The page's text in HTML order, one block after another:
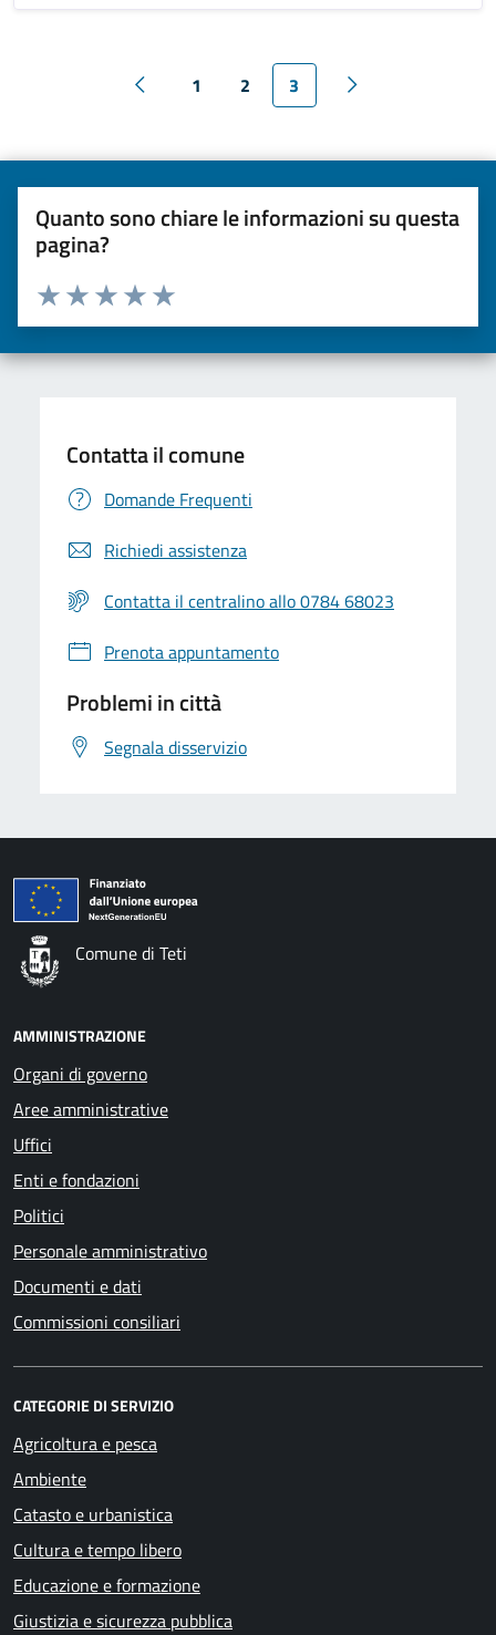
1 2 3
Quanto sono chiare le informazioni su questa
pagina?
Valuta da 1 a 5 stelle la pagina
Valuta 5 stelle su 5
Valuta 4 stelle su 5
Valuta 3 stelle su 5
Valuta 2 stelle su 5
Valuta una stella su 5
Contatta il comune
Domande Frequenti
Richiedi assistenza
Contatta il centralino allo 0784 68023
Prenota appuntamento
Problemi in città
Segnala disservizio
Comune di Teti
AMMINISTRAZIONE
Organi di governo
Aree amministrative
Uffici
Enti e fondazioni
Politici
Personale amministrativo
Documenti e dati
Commissioni consiliari
CATEGORIE DI SERVIZIO
Agricoltura e pesca
Ambiente
Catasto e urbanistica
Cultura e tempo libero
Educazione e formazione
Giustizia e sicurezza pubblica